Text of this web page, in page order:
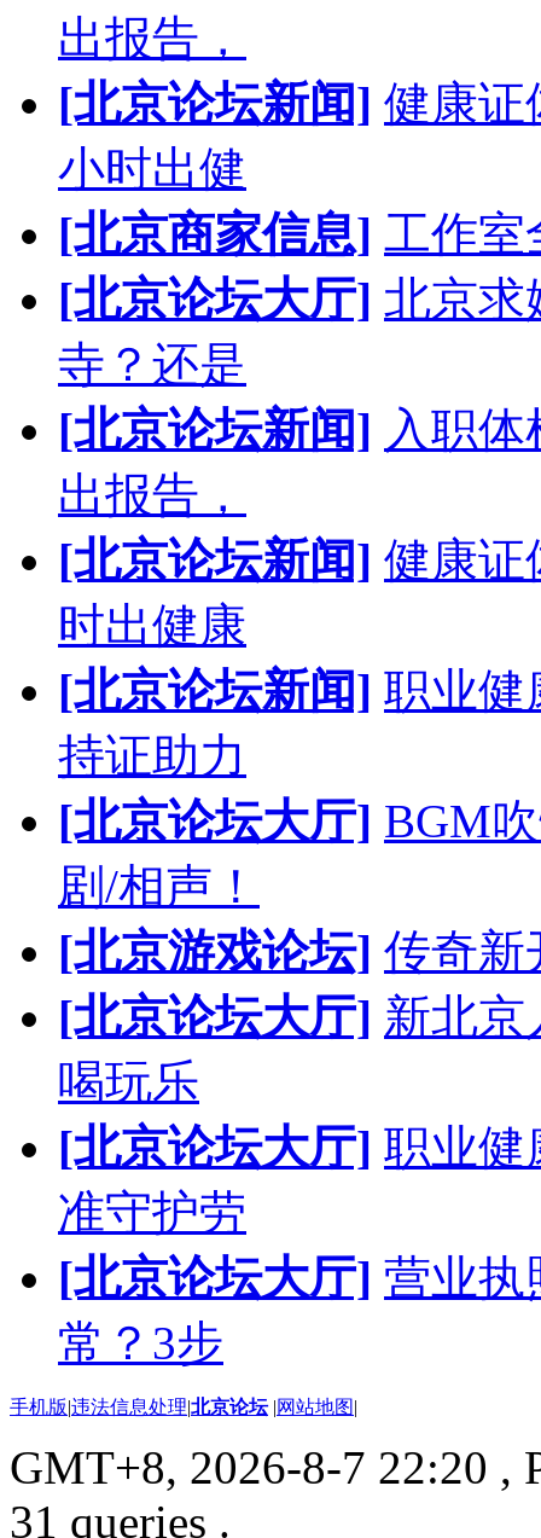
出报告，
[北京论坛新闻] 健康证
小时出健
[北京商家信息] 工作室
[北京论坛大厅] 北京求
寺？还是
[北京论坛新闻] 入职
出报告，
[北京论坛新闻] 健康证
时出健康
[北京论坛新闻] 职业健
持证助力
[北京论坛大厅] BGM
剧/相声！
[北京游戏论坛] 传奇新
[北京论坛大厅] 新北京
喝玩乐
[北京论坛大厅] 职业健
准守护劳
[北京论坛大厅] 营业执
常？3步
手机版|违法信息处理|北京论坛 |网站地图|
GMT+8, 2026-8-7 22:20 ,
31 queries .